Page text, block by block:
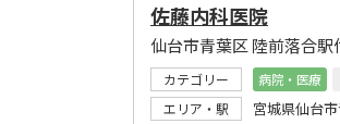
佐藤内科医院
仙台市青葉区 陸前落合
カテゴリー 病院・医療
エリア・駅
宮城県仙台